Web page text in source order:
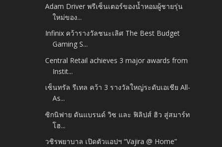
Adam Driver พรีเซ็นเตอร์ของน้ำหอมผู้ชายรุ่น
ใหม่ของ...
Infinix คว้ารางวัลชนะเลิศ The Best Budget
Gaming S...
Central Retail achieves 3 major awards from
Instit...
เซ็นทรัล รีเทล คว้า 3 รางวัลใหญ่ระดับเอเชีย All-
As...
ซิกนิฟาย ดันแบรนด์ วิซ และ ฟิลิปส์ ฮิว สู่สมาร์ท
โฮ...
วชิรพยาบาล เปิดตัวแอปฯ “Vajira @ Home”